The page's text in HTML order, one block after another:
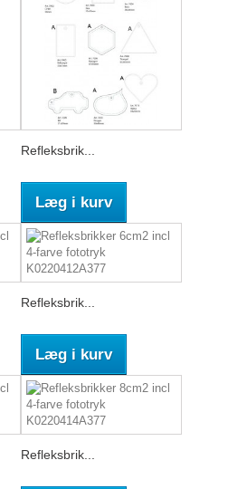
Refleksbrik...
Læg i kurv
Refleksbrik...
Læg i kurv
Refleksbrik...